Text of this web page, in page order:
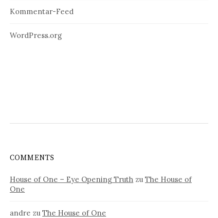
Kommentar-Feed
WordPress.org
COMMENTS
House of One – Eye Opening Truth zu The House of
One
andre zu The House of One